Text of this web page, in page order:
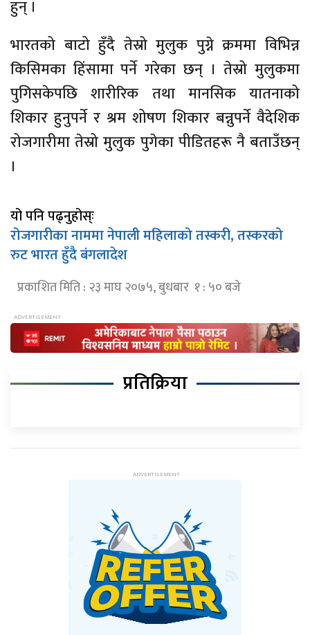
हुन् ।
भारतको बाटो हुँदै तेस्रो मुलुक पुग्ने क्रममा विभिन्न
किसिमका हिंसामा पर्ने गरेका छन् । तेस्रो मुलुकमा
पुगिसकेपछि शारीरिक तथा मानसिक यातनाको
शिकार हुनुपर्ने र श्रम शोषण शिकार बन्नुपर्ने वैदेशिक
रोजगारीमा तेस्रो मुलुक पुगेका पीडितहरू नै बताउँछन्
।
यो पनि पढ्नुहोस्ः
रोजगारीका नाममा नेपाली महिलाको तस्करी, तस्करको
रुट भारत हुँदै बंगलादेश
प्रकाशित मिति : २३ माघ २०७५, बुधबार १ : ५० बजे
प्रतिक्रिया